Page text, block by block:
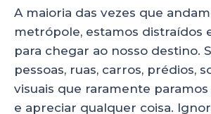
A maioria das vezes que
metrópole, estamos distraídos
para chegar ao nosso destino.
pessoas, ruas, carros, prédios,
visuais que raramente paramos
e apreciar qualquer coisa.